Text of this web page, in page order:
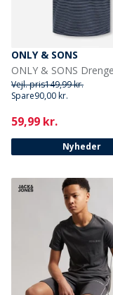
ONLY & SONS
Vejl. pris149,99 kr.
Spare90,00 kr.
Current
59,99 kr.
Nyheder